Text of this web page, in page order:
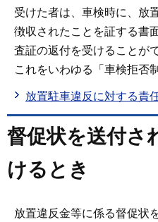
受けた者は、車検時に、放
徴収されたことを証する書
査証の返付を受けることが
これをいわゆる「車検拒否
放置駐車違反に対する責
督促状を送付さ
けるとき
放置違反金等に係る督促状